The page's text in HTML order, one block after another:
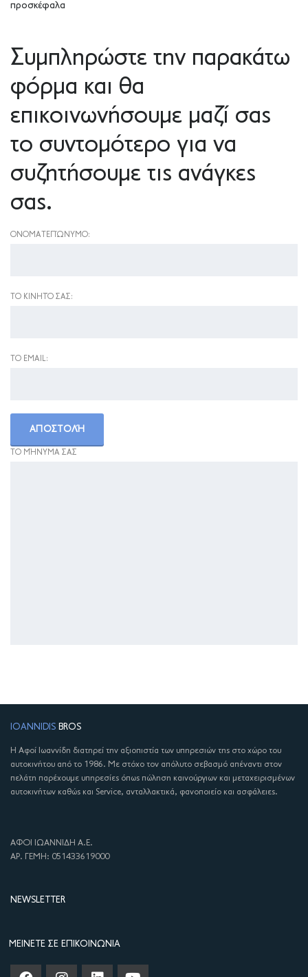
προσκέφαλα
Συμπληρώστε την παρακάτω
φόρμα και θα
επικοινωνήσουμε μαζί σας
το συντομότερο για να
συζητήσουμε τις ανάγκες
σας.
ΟΝΟΜΑΤΕΠΏΝΥΜΟ:
ΤΟ ΚΙΝΗΤΌ ΣΑΣ:
ΤΟ EMAIL:
ΤΟ ΜΉΝΥΜΑ ΣΑΣ
IOANNIDIS BROS
Η Αφοί Ιωαννίδη διατηρεί την αξιοπιστία των υπηρεσιών της στο χώρο του
αυτοκινήτου από το 1986. Με στόχο τον απόλυτο σεβασμό απέναντι στον
πελάτη παρέχουμε υπηρεσίες όπως πώληση καινούργιων και μεταχειρισμένων
αυτοκινήτων καθώς και Service, ανταλλακτικά, φανοποιείο και ασφάλειες.
ΑΦΟΙ ΙΩΑΝΝΙΔΗ Α.Ε.
ΑΡ. ΓΕΜΗ: 051433619000
NEWSLETTER
ΜΕΊΝΕΤΕ ΣΕ ΕΠΙΚΟΙΝΩΝΊΑ